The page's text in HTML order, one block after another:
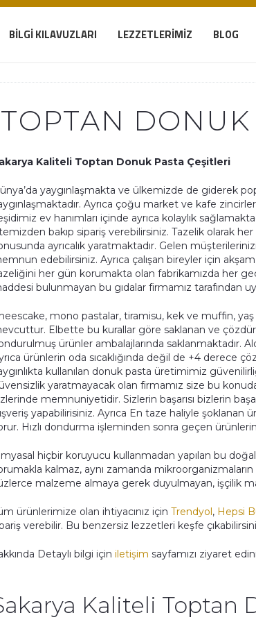
BILGI KILAVUZLARI LEZZETLERIMIZ BLOG
DONUK
Kaliteli Toptan Donuk Pasta Çeşitleri
yaygınlaşmakta ve ülkemizde de giderek
Ayrıca çoğu market ve kafe
ev hanımları içinde ayrıca kolaylık
bakıp sipariş verebilirsiniz. Tazelik olarak
ayrıcalık yaratmaktadır. Gelen
edebilirsiniz. Ayrıca çalışan bireyler için
her gün korumakta olan fabrikamızda her
bulunmayan bu gıdalar firmamız tarafından
mono pastalar, tiramisu, kek ve muffin,
Elbette bu kurallar göre saklanan ve
ürünler ambalajlarında saklanmaktadır.
ürünlerin oda sıcaklığında değil de +4 derece
kullanılan donuk pasta üretimimiz
yaratmayacak olan firmamız size bu
memnuniyetidir. Sizlerin başarısı bizlerin
yapabilirisiniz. Ayrıca En taze haliyle
Hızlı dondurma işleminden sonra geçen
hiçbir koruyucu kullanmadan yapılan bu
kalmaz, aynı zamanda
malzeme almaya gerek duyulmayan, işçilik
ürünlerimize olan ihtiyacınız içinTrendyol, Hepsi
verebilir. Bu benzersiz lezzetleri keşfe
Detaylı bilgi için iletişim sayfamızı ziyaret
Kaliteli Toptan